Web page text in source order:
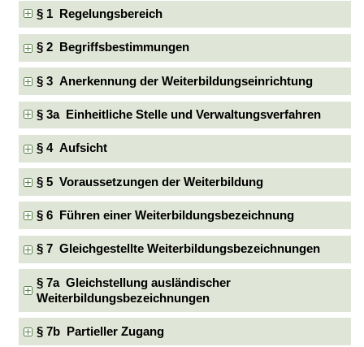
§ 1 Regelungsbereich
§ 2 Begriffsbestimmungen
§ 3 Anerkennung der Weiterbildungseinrichtung
§ 3a Einheitliche Stelle und Verwaltungsverfahren
§ 4 Aufsicht
§ 5 Voraussetzungen der Weiterbildung
§ 6 Führen einer Weiterbildungsbezeichnung
§ 7 Gleichgestellte Weiterbildungsbezeichnungen
§ 7a Gleichstellung ausländischer
Weiterbildungsbezeichnungen
§ 7b Partieller Zugang